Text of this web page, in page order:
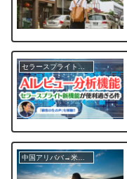
セラースプライト（商品リサーチツール）